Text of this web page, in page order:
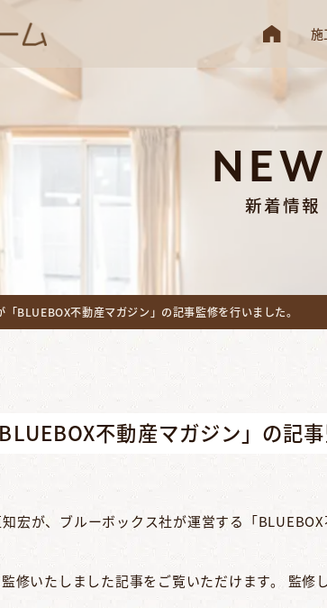
施
新着情報
「BLUEBOX不動産マガジン」の記事監修を行いました。
不動産マガジン」の記
宏が、ブルーボックス社が運営する「
修いたしました記事をご覧いただけます。 監